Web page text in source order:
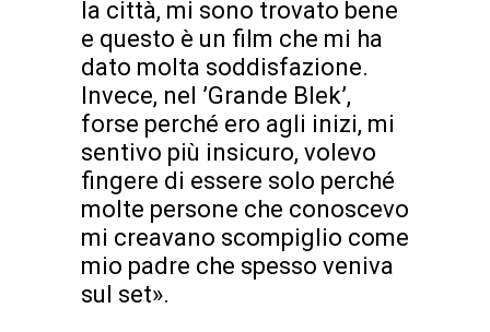
la città, mi sono trovato bene
e questo è un film che mi ha
dato molta soddisfazione.
Invece, nel ’Grande Blek’,
forse perché ero agli inizi, mi
sentivo più insicuro, volevo
fingere di essere solo perché
molte persone che conoscevo
mi creavano scompiglio come
mio padre che spesso veniva
sul set».